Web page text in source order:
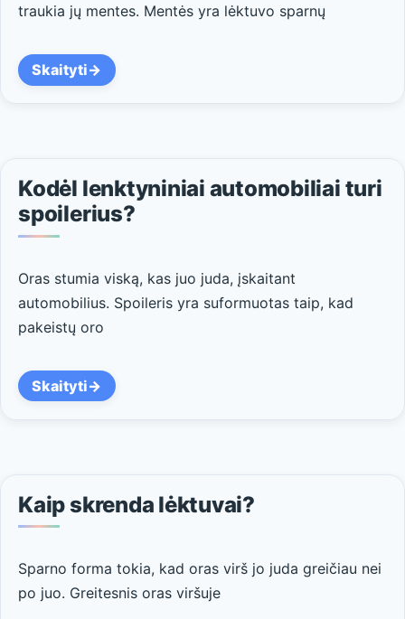
traukia jų mentes. Mentės yra lėktuvo sparnų
Skaityti
Kodėl lenktyniniai automobiliai turi
spoilerius?
Oras stumia viską, kas juo juda, įskaitant
automobilius. Spoileris yra suformuotas taip, kad
pakeistų oro
Skaityti
Kaip skrenda lėktuvai?
Sparno forma tokia, kad oras virš jo juda greičiau nei
po juo. Greitesnis oras viršuje